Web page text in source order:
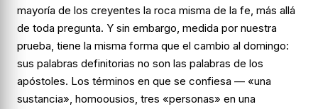
mayoría de los creyentes la roca misma de la fe, más allá
de toda pregunta. Y sin embargo, medida por nuestra
prueba, tiene la misma forma que el cambio al domingo:
sus palabras definitorias no son las palabras de los
apóstoles. Los términos en que se confiesa — «una
sustancia», homoousios, tres «personas» en una